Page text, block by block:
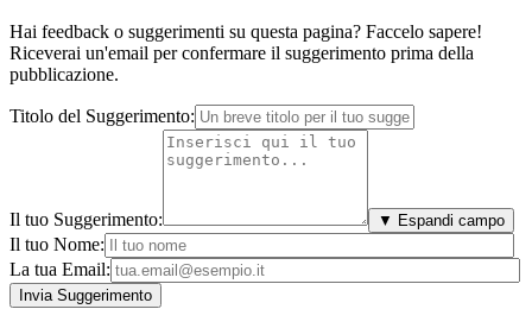
Hai feedback o suggerimenti su questa pagina? Faccelo sapere!
Riceverai un'email per confermare il suggerimento prima della
pubblicazione.
Titolo del Suggerimento:
Il tuo Suggerimento: ▼ Espandi campo
Il tuo Nome:
La tua Email: